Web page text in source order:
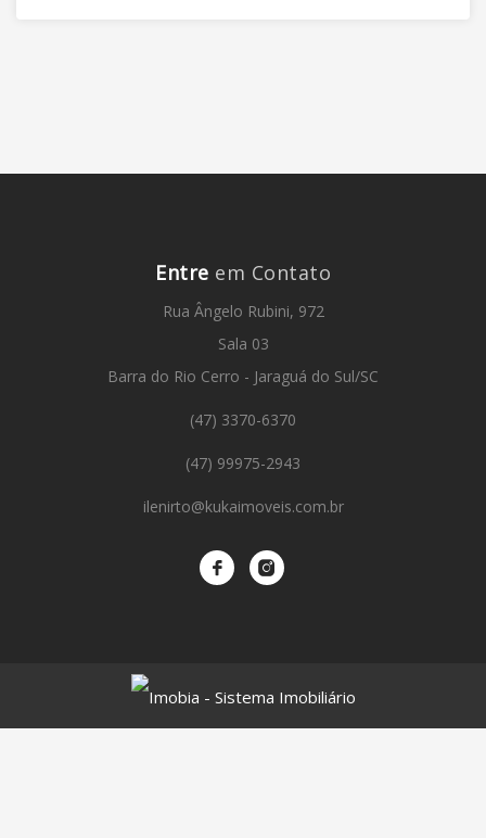
Entre em Contato
Rua Ângelo Rubini, 972
Sala 03
Barra do Rio Cerro - Jaraguá do Sul/SC
(47) 3370-6370
(47) 99975-2943
ilenirto@kukaimoveis.com.br